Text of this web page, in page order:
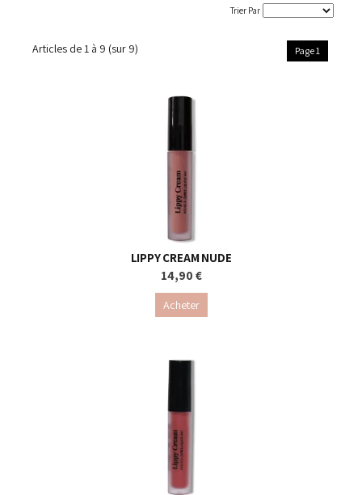
Trier Par
Page 1
Articles de1 à 9 (sur 9)
LIPPY CREAM NUDE
14,90 €
Acheter